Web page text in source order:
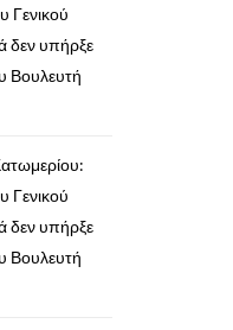
Γενικού
δεν υπήρξε
Βουλευτή
Γενικού
δεν υπήρξε
Βουλευτή